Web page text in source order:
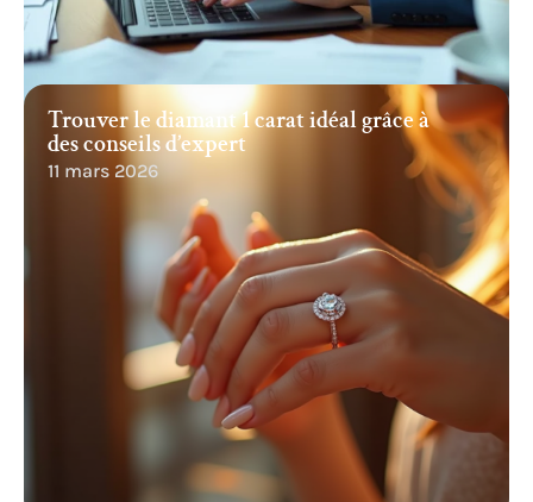
Trouver le diamant 1 carat idéal grâce à
des conseils d’expert
11 mars 2026